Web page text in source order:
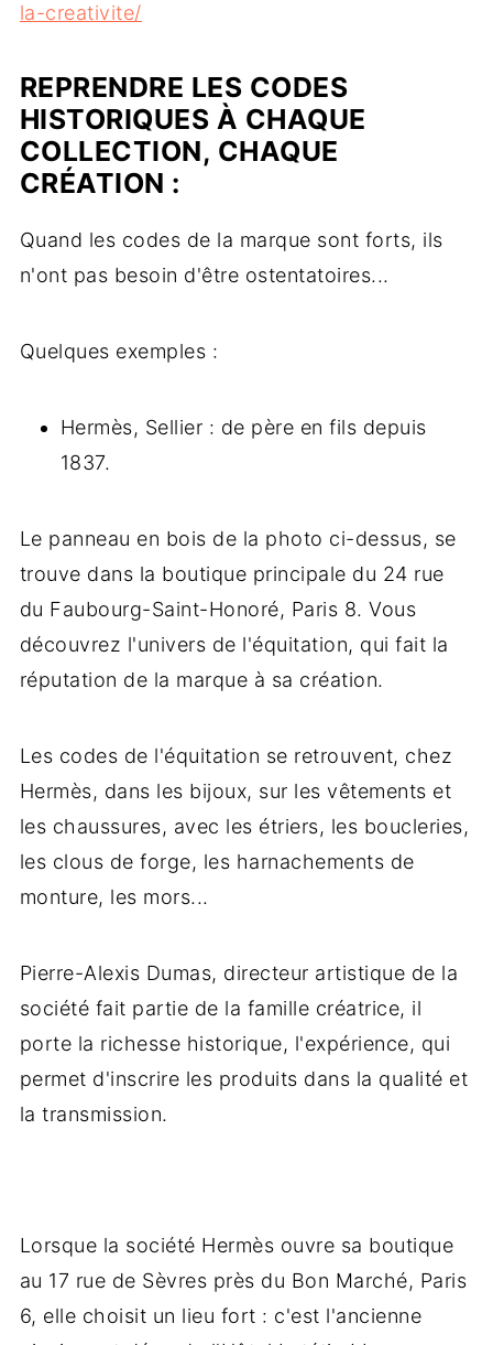
la-creativite/
REPRENDRE LES CODES
HISTORIQUES À CHAQUE
COLLECTION, CHAQUE
CRÉATION :
Quand les codes de la marque sont forts, ils
n'ont pas besoin d'être ostentatoires...
Quelques exemples :
Hermès, Sellier : de père en fils depuis
1837.
Le panneau en bois de la photo ci-dessus, se
trouve dans la boutique principale du 24 rue
du Faubourg-Saint-Honoré, Paris 8. Vous
découvrez l'univers de l'équitation, qui fait la
réputation de la marque à sa création.
Les codes de l'équitation se retrouvent, chez
Hermès, dans les bijoux, sur les vêtements et
les chaussures, avec les étriers, les boucleries,
les clous de forge, les harnachements de
monture, les mors...
Pierre-Alexis Dumas, directeur artistique de la
société fait partie de la famille créatrice, il
porte la richesse historique, l'expérience, qui
permet d'inscrire les produits dans la qualité et
la transmission.
Lorsque la société Hermès ouvre sa boutique
au 17 rue de Sèvres près du Bon Marché, Paris
6, elle choisit un lieu fort : c'est l'ancienne